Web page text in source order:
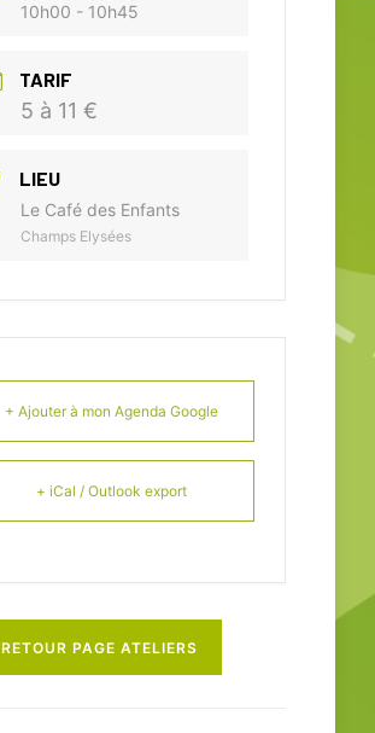
10h00 - 10h45
TARIF
5 à 11 €
LIEU
Le Café des Enfants
Champs Elysées
+ Ajouter à mon Agenda Google
+ iCal / Outlook export
RETOUR PAGE ATELIERS